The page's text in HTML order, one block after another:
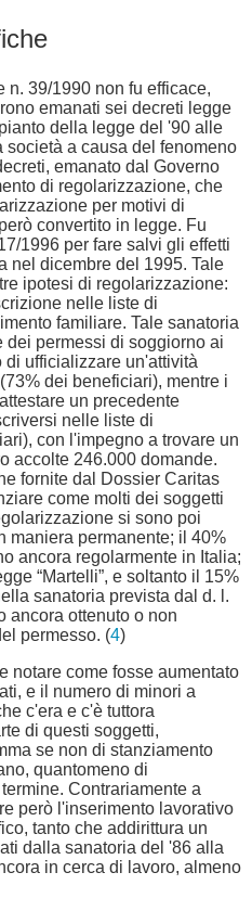
n. 39/1990 non fu efficace,
emanati sei decreti legge
della legge del '90 alle
a causa del fenomeno
emanato dal Governo
di regolarizzazione, che
per motivi di
convertito in legge. Fu
1996 per fare salvi gli effetti
nel dicembre del 1995. Tale
ipotesi di regolarizzazione:
nelle liste di
familiare. Tale sanatoria
dei permessi di soggiorno ai
di ufficializzare un'attività
dei beneficiari), mentre i
un precedente
nelle liste di
con l'impegno a trovare un
accolte 246.000 domande.
fornite dal Dossier Caritas
come molti dei soggetti
si sono poi
maniera permanente; il 40%
ancora regolarmente in Italia;
“Martelli”, e soltanto il 15%
sanatoria prevista dal d. l.
ancora ottenuto o non
permesso. (4)
notare come fosse aumentato
e il numero di minori a
c'era e c'è tuttora
di questi soggetti,
se non di stanziamento
quantomeno di
Contrariamente a
però l'inserimento lavorativo
tanto che addirittura un
dalla sanatoria del '86 alla
in cerca di lavoro, almeno